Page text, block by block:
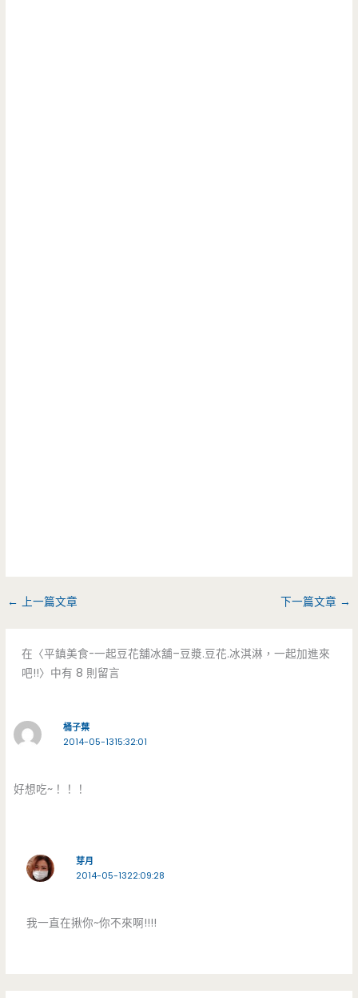
← 上一篇文章 下一篇文章 →
在〈平鎮美食-一起豆花舖冰舖–豆漿.豆花.冰淇淋，一起加進來
吧!!〉中有 8 則留言
桶子葉
2014-05-1315:32:01
好想吃~！！！
芽月
2014-05-1322:09:28
我一直在揪你~你不來啊!!!!